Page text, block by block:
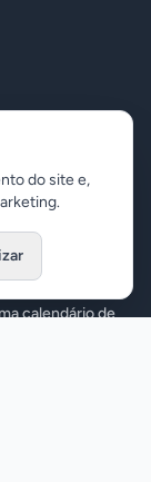
calendário de
do site e,